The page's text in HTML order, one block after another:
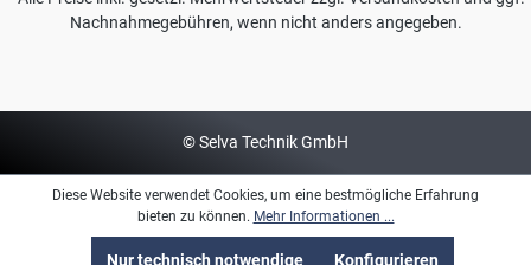
Nachnahmegebühren, wenn nicht anders angegeben.
© Selva Technik GmbH
Diese Website verwendet Cookies, um eine bestmögliche Erfahrung
bieten zu können. Mehr Informationen ...
Nur technisch notwendige Konfigurieren